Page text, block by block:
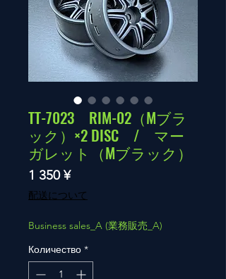
TT-7023 RIM-02（Mブラ
ック）×2 DISC / マー
ガレット（Mブラック）
1 350 ¥Цена
配送について
Business sales_A (業務販売_A)
Количество *